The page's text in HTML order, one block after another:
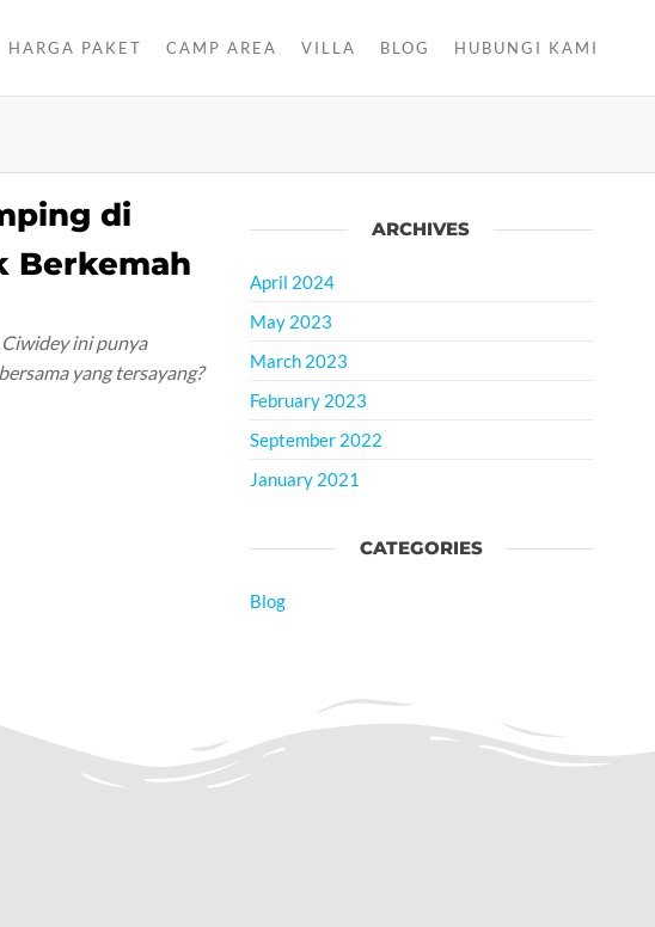
HARGA PAKET CAMP AREA VILLA BLOG HUBUNGI KAMI
di
Berkemah
ini punya
yang tersayang?
ARCHIVES
April 2024
May 2023
March 2023
February 2023
September 2022
January 2021
CATEGORIES
Blog